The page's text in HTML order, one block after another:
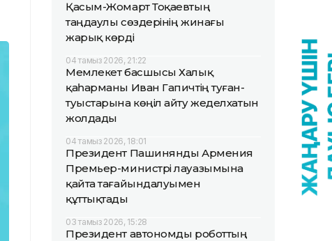
Қасым-Жомарт Тоқаевтың
таңдаулы сөздерінің жинағы
жарық көрді
04 тамыз 2026, 21:22
Мемлекет басшысы Халық
қаһарманы Иван Гапичтің туған-
туыстарына көңіл айту жеделхатын
жолдады
04 тамыз 2026, 18:01
Президент Пашинянды Армения
Премьер-министрі лауазымына
қайта тағайындалуымен
құттықтады
03 тамыз 2026, 15:28
Президент автономды роботтың